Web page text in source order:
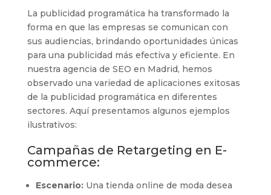
La publicidad programática ha transformado la
forma en que las empresas se comunican con
sus audiencias, brindando oportunidades únicas
para una publicidad más efectiva y eficiente. En
nuestra agencia de SEO en Madrid, hemos
observado una variedad de aplicaciones exitosas
de la publicidad programática en diferentes
sectores. Aquí presentamos algunos ejemplos
ilustrativos:
Campañas de Retargeting en E-
commerce:
Escenario:Una tienda online de moda desea